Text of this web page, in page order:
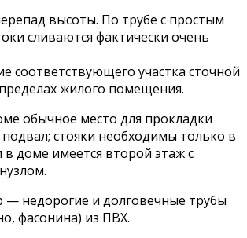
высоты. По трубе с простым
сливаются фактически очень
соответствующего участка сточной
жилого помещения.
обычное место для прокладки
стояки необходимы только в
в доме имеется второй этаж с
недорогие и долговечные трубы
фасонина) из ПВХ.